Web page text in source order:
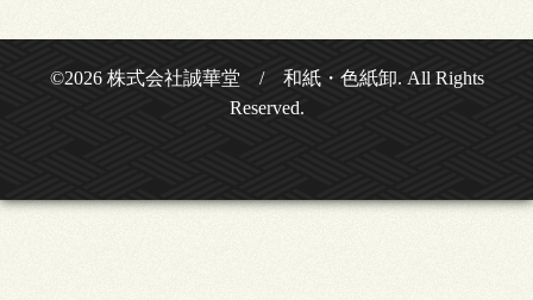
©2026 株式会社誠華堂 / 和紙・色紙卸. All Rights
Reserved.